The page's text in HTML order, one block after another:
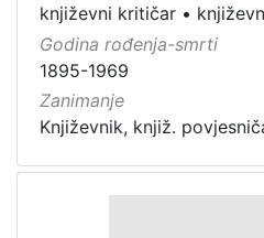
književni kritičar •
Godina rođenja-smrti
1895-1969
Zanimanje
Književnik, knjiž.